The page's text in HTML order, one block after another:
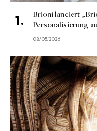
Brioni lanciert
Personalisierung
08/05/2026